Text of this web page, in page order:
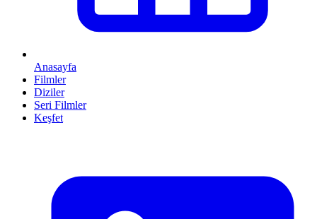
Anasayfa
Filmler
Diziler
Seri Filmler
Keşfet